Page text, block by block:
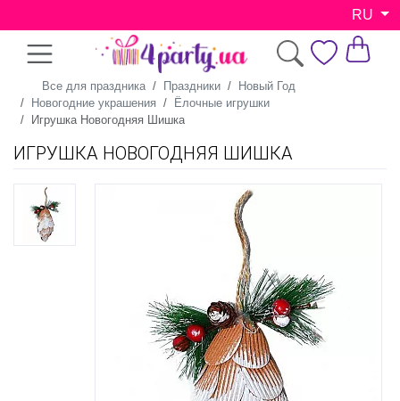
RU
Все для праздника Праздники
Новый Год
Новогодние украшения
Ёлочные игрушки
Игрушка Новогодняя Шишка
ИГРУШКА НОВОГОДНЯЯ ШИШКА